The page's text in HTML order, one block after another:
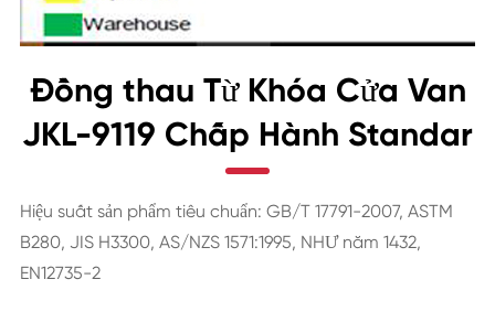
Đồng thau Từ Khóa Cửa Van
JKL-9119 Chấp Hành Standar
Hiệu suất sản phẩm tiêu chuẩn: GB/T 17791-2007, ASTM
B280, JIS H3300, AS/NZS 1571:1995, NHƯ năm 1432,
EN12735-2